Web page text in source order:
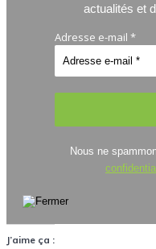
actualités et
Adresse e-mail *
Nous ne
J’aime ça :